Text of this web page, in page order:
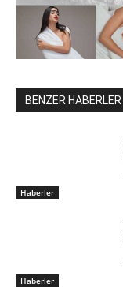
BENZER HABERLER
Haberler
Haberler